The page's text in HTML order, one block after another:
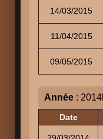
14/03/2015
11/04/2015
09/05/2015
Année : 2014
Date